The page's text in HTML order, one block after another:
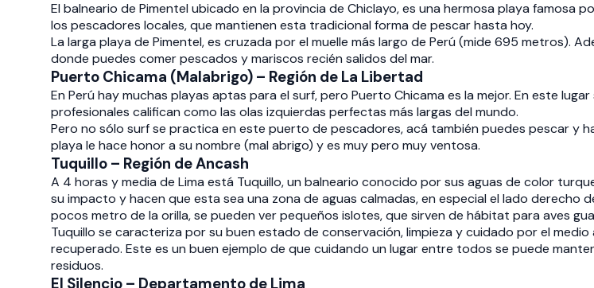
El balneario de Pimentel ubicado en la provincia de Chiclayo, es una hermosa playa
los pescadores locales, que mantienen esta tradicional forma de pescar hasta hoy.
La larga playa de Pimentel, es cruzada por el muelle más largo de Perú (mide 695 metros).
donde puedes comer pescados y mariscos recién salidos del mar.
Puerto Chicama (Malabrigo) – Región de La Libertad
En Perú hay muchas playas aptas para el surf, pero Puerto Chicama es la mejor. En este
profesionales califican como las olas izquierdas perfectas más largas del mundo.
Pero no sólo surf se practica en este puerto de pescadores, acá también puedes pescar y
playa le hace honor a su nombre (mal abrigo) y es muy pero muy ventosa.
Tuquillo – Región de Ancash
A 4 horas y media de Lima está Tuquillo, un balneario conocido por sus aguas de color
su impacto y hacen que esta sea una zona de aguas calmadas, en especial el lado derecho
pocos metro de la orilla, se pueden ver pequeños islotes, que sirven de hábitat para aves
Tuquillo se caracteriza por su buen estado de conservación, limpieza y cuidado por el
recuperado. Este es un buen ejemplo de que cuidando un lugar entre todos se puede
residuos.
El Silencio – Departamento de Lima